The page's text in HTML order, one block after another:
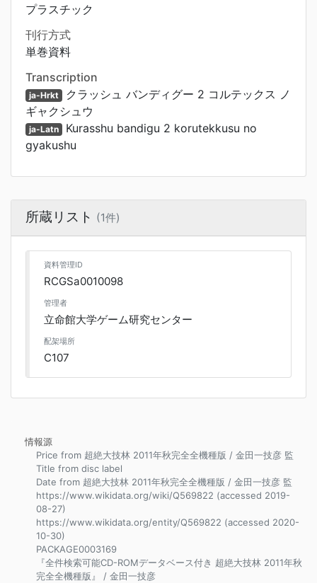
プラスチック
刊行方式
単巻資料
Transcription
ja-Hrkt クラッシュ バンディグー 2 コルテックス ノ
ギャクシュウ
ja-Latn Kurasshu bandigu 2 korutekkusu no
gyakushu
所蔵リスト (1件)
資料管理ID
RCGSa0010098
管理者
立命館大学ゲーム研究センター
配架場所
C107
情報源
Price from 超絶大技林 2011年秋完全全機種版 / 金田一技彦 監
Title from disc label
Date from 超絶大技林 2011年秋完全全機種版 / 金田一技彦 監
https://www.wikidata.org/wiki/Q569822 (accessed 2019-
08-27)
https://www.wikidata.org/entity/Q569822 (accessed 2020-
10-30)
PACKAGE0003169
『全件検索可能CD-ROMデータベース付き 超絶大技林 2011年秋
完全全機種版』 / 金田一技彦